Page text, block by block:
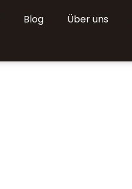
Blog Über uns